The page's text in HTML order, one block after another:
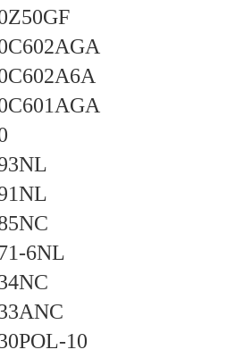
6NL
10